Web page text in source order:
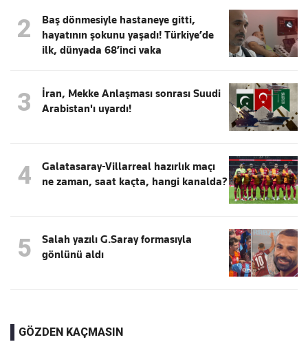
2
Baş dönmesiyle hastaneye gitti,
hayatının şokunu yaşadı! Türkiye’de
ilk, dünyada 68’inci vaka
3
İran, Mekke Anlaşması sonrası Suudi
Arabistan'ı uyardı!
4
Galatasaray-Villarreal hazırlık maçı
ne zaman, saat kaçta, hangi kanalda?
5
Salah yazılı G.Saray formasıyla
gönlünü aldı
GÖZDEN KAÇMASIN